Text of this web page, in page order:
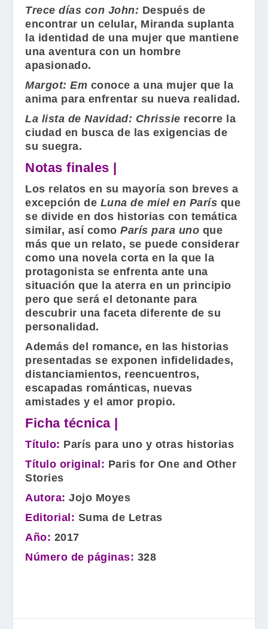
Trece días con John: Después de
encontrar un celular, Miranda suplanta
la identidad de una mujer que mantiene
una aventura con un hombre
apasionado.
Margot: Em conoce a una mujer que la
anima para enfrentar su nueva realidad.
La lista de Navidad: Chrissie recorre la
ciudad en busca de las exigencias de
su suegra.
Notas finales |
Los relatos en su mayoría son breves a
excepción de Luna de miel en París que
se divide en dos historias con temática
similar, así comoParís para uno que
más que un relato, se puede considerar
como una novela corta en la que la
protagonista se enfrenta ante una
situación que la aterra en un principio
pero que será el detonante para
descubrir una faceta diferente de su
personalidad.
Además del romance, en las historias
presentadas se exponen infidelidades,
distanciamientos, reencuentros,
escapadas románticas, nuevas
amistades y el amor propio.
Ficha técnica |
Título: París para uno y otras historias
Título original: Paris for One and Other
Stories
Autora: Jojo Moyes
Editorial: Suma de Letras
Año: 2017
Número de páginas: 328